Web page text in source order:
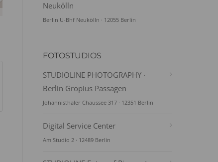
Neukölln
Berlin U-Bhf Neukölln · 12055 Berlin
FOTOSTUDIOS
STUDIOLINE PHOTOGRAPHY ·
Berlin Gropius Passagen
Johannisthaler Chaussee 317 · 12351 Berlin
Digital Service Center
Am Studio 2 · 12489 Berlin